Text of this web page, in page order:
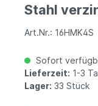
Stahl
Art.Nr.: 16HMK4S
Sofort
Lieferzeit: 1-3
Lager: 33 Stück